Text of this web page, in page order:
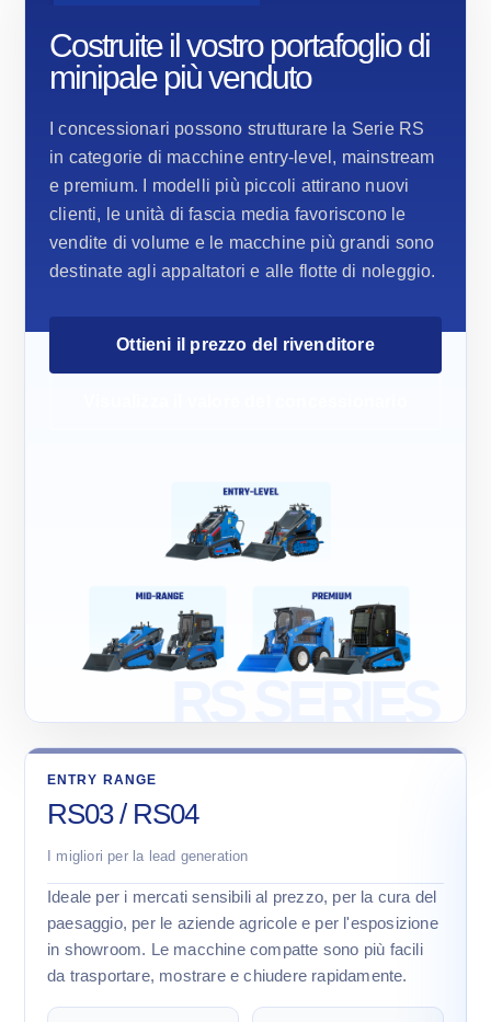
Costruite il vostro portafoglio di
minipale più venduto
I concessionari possono strutturare la Serie RS
in categorie di macchine entry-level, mainstream
e premium. I modelli più piccoli attirano nuovi
clienti, le unità di fascia media favoriscono le
vendite di volume e le macchine più grandi sono
destinate agli appaltatori e alle flotte di noleggio.
Ottieni il prezzo del rivenditore
ENTRY RANGE
RS03 / RS04
I migliori per la lead generation
Ideale per i mercati sensibili al prezzo, per la cura del
paesaggio, per le aziende agricole e per l'esposizione
in showroom. Le macchine compatte sono più facili
da trasportare, mostrare e chiudere rapidamente.